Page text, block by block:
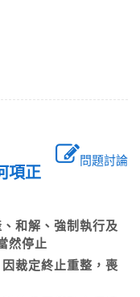
問題討論
項正
和解、強制執行及
然停止
裁定終止重整，喪